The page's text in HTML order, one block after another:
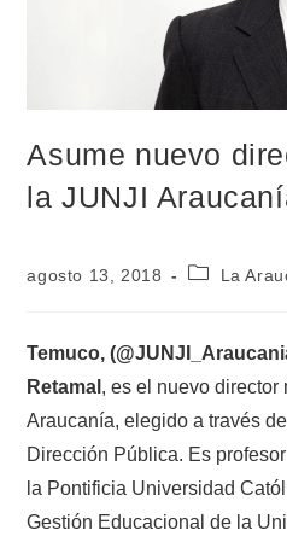
Asume nuevo
la JUNJI
agosto 13, 2018 La
Temuco,
Retamal , es el nuevo director
Araucanía, elegido a través
Dirección Pública. Es
la Pontificia Universidad
Gestión Educacional de la